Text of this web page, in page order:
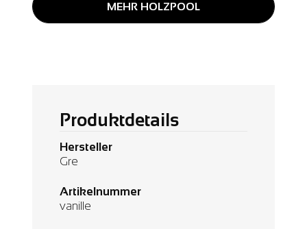
MEHR HOLZPOOL
Produktdetails
Hersteller
Gre
Artikelnummer
vanille